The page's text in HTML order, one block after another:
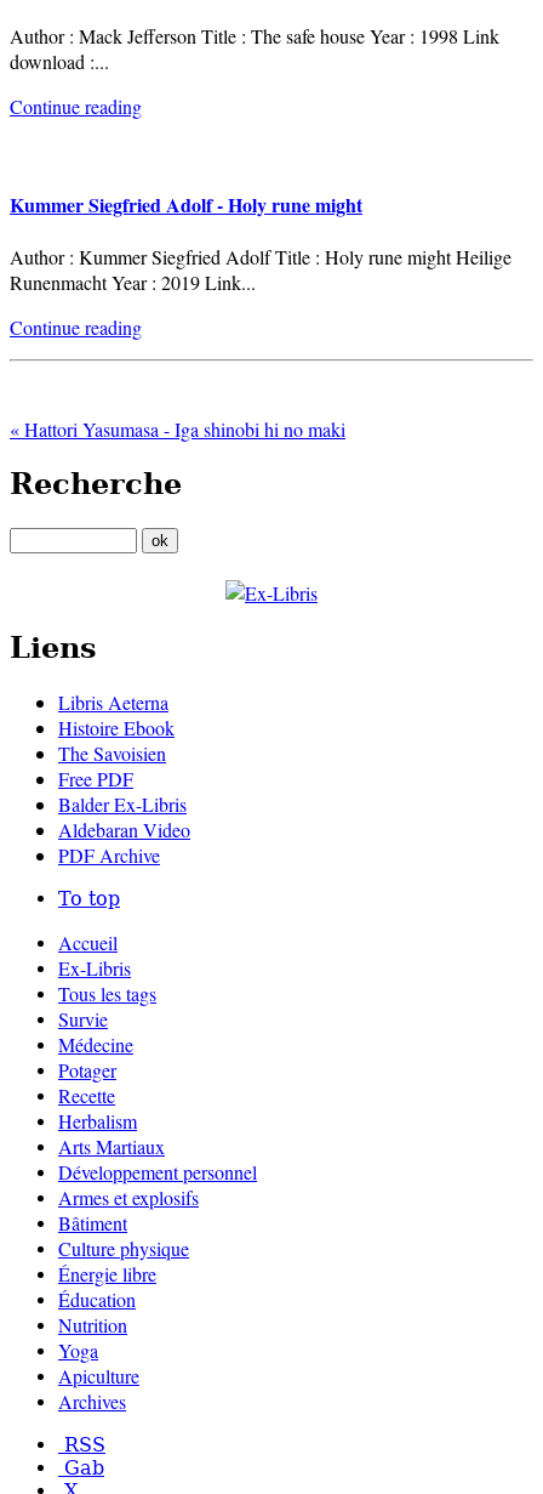
Author : Mack Jefferson Title : The safe house Year : 1998 Link
download :...
Continue reading
Kummer Siegfried Adolf - Holy rune might
Author : Kummer Siegfried Adolf Title : Holy rune might Heilige
Runenmacht Year : 2019 Link...
Continue reading
« Hattori Yasumasa - Iga shinobi hi no maki
Recherche
Liens
Libris Aeterna
Histoire Ebook
The Savoisien
Free PDF
Balder Ex-Libris
Aldebaran Video
PDF Archive
To top
Accueil
Ex-Libris
Tous les tags
Survie
Médecine
Potager
Recette
Herbalism
Arts Martiaux
Développement personnel
Armes et explosifs
Bâtiment
Culture physique
Énergie libre
Éducation
Nutrition
Yoga
Apiculture
Archives
RSS
Gab